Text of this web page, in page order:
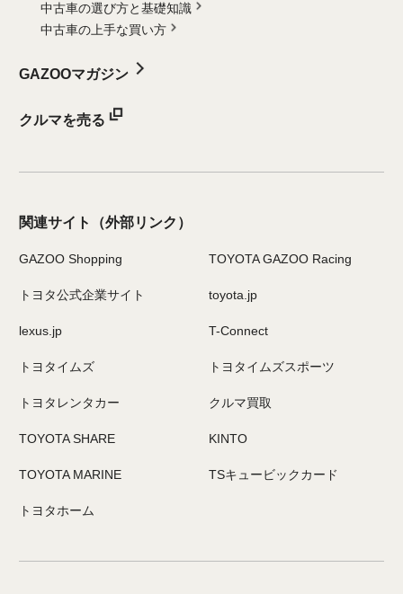
中古車の選び方と基礎知識
中古車の上手な買い方
GAZOOマガジン
クルマを売る
関連サイト （外部リンク）
GAZOO Shopping TOYOTA GAZOO Racing
トヨタ公式企業サイト toyota.jp
lexus.jp T-Connect
トヨタイムズ トヨタイムズスポーツ
トヨタレンタカー クルマ買取
TOYOTA SHARE KINTO
TOYOTA MARINE TSキュービックカード
トヨタホーム